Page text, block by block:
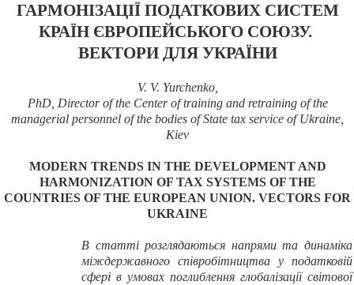
ГАРМОНІЗАЦІЇ ПОДАТКОВИХ СИСТЕМ
КРАЇН ЄВРОПЕЙСЬКОГО СОЮЗУ.
ВЕКТОРИ ДЛЯ УКРАЇНИ
V. V. Yurchenko,
РhD, Director of the Center of training and retraining of the
managerial personnel of the bodies of State tax service of Ukraine,
Kiev
MODERN TRENDS IN THE DEVELOPMENT AND
HARMONIZATION OF TAX SYSTEMS OF THE
COUNTRIES OF THE EUROPEAN UNION. VECTORS FOR
UKRAINE
В статті розглядаються напрями та динаміка
міждержавного співробітництва у податковій
сфері в умовах поглиблення глобалізації світової